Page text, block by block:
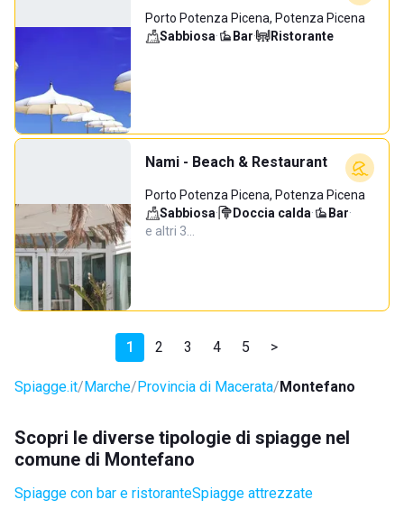
Porto Potenza Picena, Potenza Picena
Sabbiosa· Bar· Ristorante
Nami - Beach & Restaurant
Porto Potenza Picena, Potenza Picena
Sabbiosa· Doccia calda· Bar·
e altri 3…
1 2 3 4 5 >
Spiagge.it Marche Provincia di Macerata Montefano
Scopri le diverse tipologie di spiagge nel
comune di Montefano
Spiagge con bar e ristoranteSpiagge attrezzate